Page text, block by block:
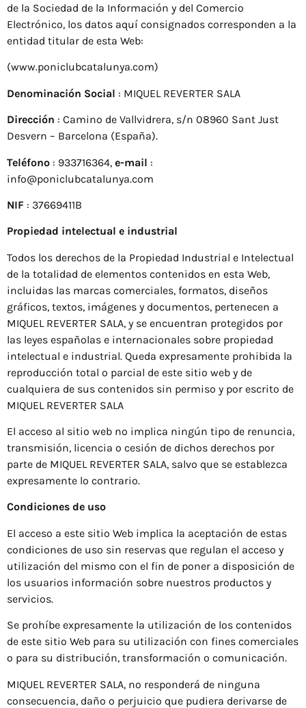
de la Sociedad de la Información y del Comercio
Electrónico, los datos aquí consignados corresponden a la
entidad titular de esta Web:
(www.poniclubcatalunya.com)
Denominación Social : MIQUEL REVERTER SALA
Dirección : Camino de Vallvidrera, s/n 08960 Sant Just
Desvern – Barcelona (España).
Teléfono : 933716364, e-mail :
info@poniclubcatalunya.com
NIF : 37669411B
Propiedad intelectual e industrial
Todos los derechos de la Propiedad Industrial e Intelectual
de la totalidad de elementos contenidos en esta Web,
incluidas las marcas comerciales, formatos, diseños
gráficos, textos, imágenes y documentos, pertenecen a
MIQUEL REVERTER SALA, y se encuentran protegidos por
las leyes españolas e internacionales sobre propiedad
intelectual e industrial. Queda expresamente prohibida la
reproducción total o parcial de este sitio web y de
cualquiera de sus contenidos sin permiso y por escrito de
MIQUEL REVERTER SALA
El acceso al sitio web no implica ningún tipo de renuncia,
transmisión, licencia o cesión de dichos derechos por
parte de MIQUEL REVERTER SALA, salvo que se establezca
expresamente lo contrario.
Condiciones de uso
El acceso a este sitio Web implica la aceptación de estas
condiciones de uso sin reservas que regulan el acceso y
utilización del mismo con el fin de poner a disposición de
los usuarios información sobre nuestros productos y
servicios.
Se prohíbe expresamente la utilización de los contenidos
de este sitio Web para su utilización con fines comerciales
o para su distribución, transformación o comunicación.
MIQUEL REVERTER SALA, no responderá de ninguna
consecuencia, daño o perjuicio que pudiera derivarse de